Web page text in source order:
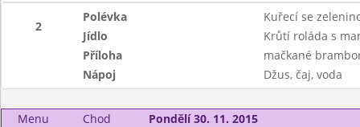
2
Polévka
Kuřecí se
Jídlo
Krůtí roláda s
Příloha
mačkané
Nápoj
Džus, čaj, voda
Menu Chod
Pondělí 30. 11. 2015